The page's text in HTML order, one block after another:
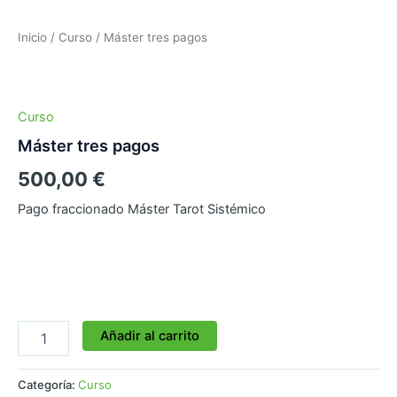
Inicio / Curso / Máster tres pagos
Curso
Máster tres pagos
500,00 €
Pago fraccionado Máster Tarot Sistémico
Añadir al carrito
Categoría: Curso